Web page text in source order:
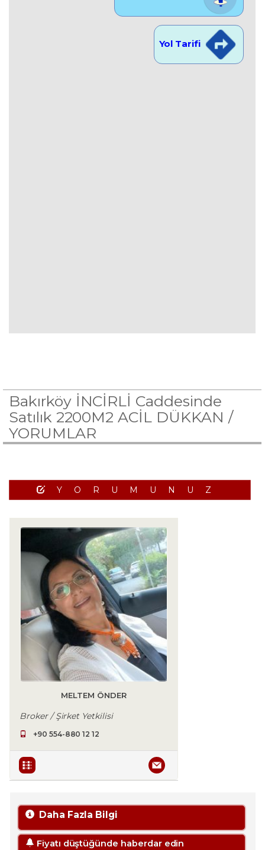
Yol Tarifi
Bakırköy İNCİRLİ Caddesinde
Satılık 2200M2 ACİL DÜKKAN /
YORUMLAR
YORUMUNUZ
MELTEM ÖNDER
Broker / Şirket Yetkilisi
+90 554-880 12 12
Daha Fazla Bilgi
Fiyatı düştüğünde haberdar edin